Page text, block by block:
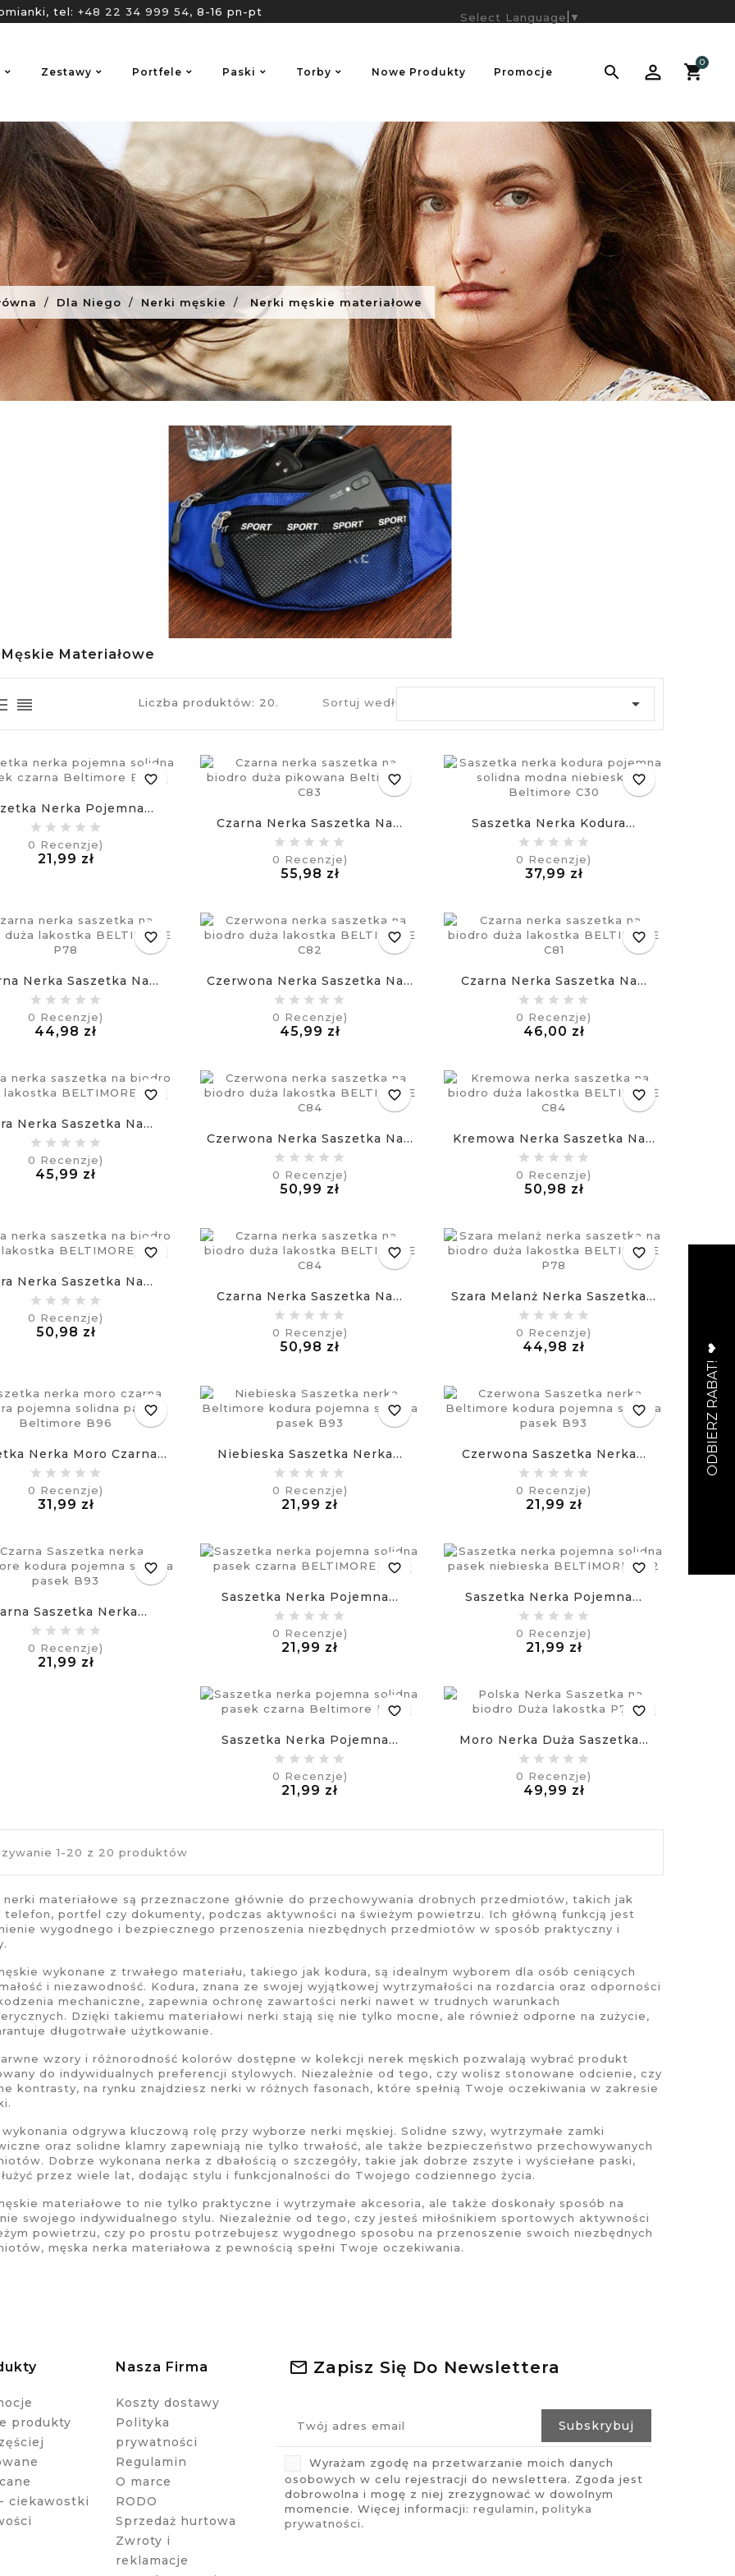
tel: +48 22 34 999 54, 8-16 pn-pt
0

Zestawy Portfele Paski Torby Nowe Produkty Promocje
Select Language ▼
Dla Niego Nerki męskie Nerki męskie materiałowe
Materiałowe
Liczba produktów: 20. Sortuj według: 
favorite_border
Nerka Pojemna...
0 Recenzje)
21,99 złCena
favorite_border
Czarna Nerka Saszetka Na...
0 Recenzje)
55,98 złCena
favorite_border
Saszetka Nerka Kodura...
0 Recenzje)
37,99 złCena
favorite_border
Nerka Saszetka Na...
0 Recenzje)
44,98 zł
favorite_border
Czerwona Nerka Saszetka Na...
0 Recenzje)
45,99 złCena
favorite_border
Czarna Nerka Saszetka Na...
0 Recenzje)
46,00 złCena
favorite_border
Nerka Saszetka Na...
0 Recenzje)
45,99 zł
favorite_border
Czerwona Nerka Saszetka Na...
0 Recenzje)
50,99 zł
favorite_border
Kremowa Nerka Saszetka Na...
0 Recenzje)
50,98 złCena
favorite_border
Nerka Saszetka Na...
0 Recenzje)
50,98 złCena
favorite_border
Czarna Nerka Saszetka Na...
0 Recenzje)
50,98 zł
favorite_border
Szara Melanż Nerka Saszetka...
0 Recenzje)
44,98 zł
favorite_border
Nerka Moro Czarna...
0 Recenzje)
31,99 złCena
favorite_border
Niebieska Saszetka Nerka...
0 Recenzje)
21,99 zł
favorite_border
Czerwona Saszetka Nerka...
0 Recenzje)
21,99 złCena
favorite_border
Saszetka Nerka...
0 Recenzje)
21,99 złCena
favorite_border
Saszetka Nerka Pojemna...
0 Recenzje)
21,99 zł
favorite_border
Saszetka Nerka Pojemna...
0 Recenzje)
21,99 złCena
favorite_border
Saszetka Nerka Pojemna...
0 Recenzje)
21,99 zł
favorite_border
Moro Nerka Duża Saszetka...
0 Recenzje)
49,99 złCena
1-20 z 20 produktów
nerki materiałowe są przeznaczone głównie do przechowywania drobnych przedmiotów, takich jak
telefon, portfel czy dokumenty, podczas aktywności na świeżym powietrzu. Ich główną funkcją jest
wygodnego i bezpiecznego przenoszenia niezbędnych przedmiotów w sposób praktyczny i
wykonane z trwałego materiału, takiego jak kodura, są idealnym wyborem dla osób ceniących
i niezawodność. Kodura, znana ze swojej wyjątkowej wytrzymałości na rozdarcia oraz odporności
mechaniczne, zapewnia ochronę zawartości nerki nawet w trudnych warunkach
Dzięki takiemu materiałowi nerki stają się nie tylko mocne, ale również odporne na zużycie,
długotrwałe użytkowanie.
wzory i różnorodność kolorów dostępne w kolekcji nerek męskich pozwalają wybrać produkt
do indywidualnych preferencji stylowych. Niezależnie od tego, czy wolisz stonowane odcienie, czy
kontrasty, na rynku znajdziesz nerki w różnych fasonach, które spełnią Twoje oczekiwania w zakresie
wykonania odgrywa kluczową rolę przy wyborze nerki męskiej. Solidne szwy, wytrzymałe zamki
oraz solidne klamry zapewniają nie tylko trwałość, ale także bezpieczeństwo przechowywanych
Dobrze wykonana nerka z dbałością o szczegóły, takie jak dobrze zszyte i wyściełane paski,
przez wiele lat, dodając stylu i funkcjonalności do Twojego codziennego życia.
materiałowe to nie tylko praktyczne i wytrzymałe akcesoria, ale także doskonały sposób na
swojego indywidualnego stylu. Niezależnie od tego, czy jesteś miłośnikiem sportowych aktywności
powietrzu, czy po prostu potrzebujesz wygodnego sposobu na przenoszenie swoich niezbędnych
męska nerka materiałowa z pewnością spełni Twoje oczekiwania.
Zapisz Się Do Newslettera
Wyrażam zgodę na przetwarzanie moich danych
osobowych w celu rejestracji do newslettera. Zgoda jest
dobrowolna i mogę z niej zrezygnować w dowolnym
momencie. Więcej informacji: regulamin, polityka
prywatności.
produkty
ciekawostki
Nasza Firma
Koszty dostawy
Polityka
prywatności
Regulamin
O marce
RODO
Sprzedaż hurtowa
Zwroty i
reklamacje